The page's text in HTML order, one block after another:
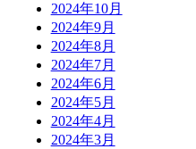
2024年10月
2024年9月
2024年8月
2024年7月
2024年6月
2024年5月
2024年4月
2024年3月